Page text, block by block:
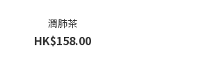
潤肺茶
HK$158.00